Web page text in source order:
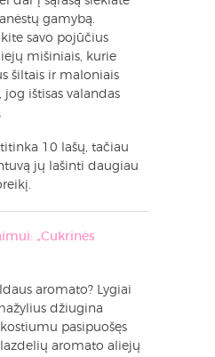
gamybą.
savo pojūčius
mišiniais, kurie
šiltais ir maloniais
jog ištisas valandas
10 lašų, tačiau
jų lašinti daugiau
„Cukrinės
aromato? Lygiai
džiugina
pasipuošęs
aromato aliejų